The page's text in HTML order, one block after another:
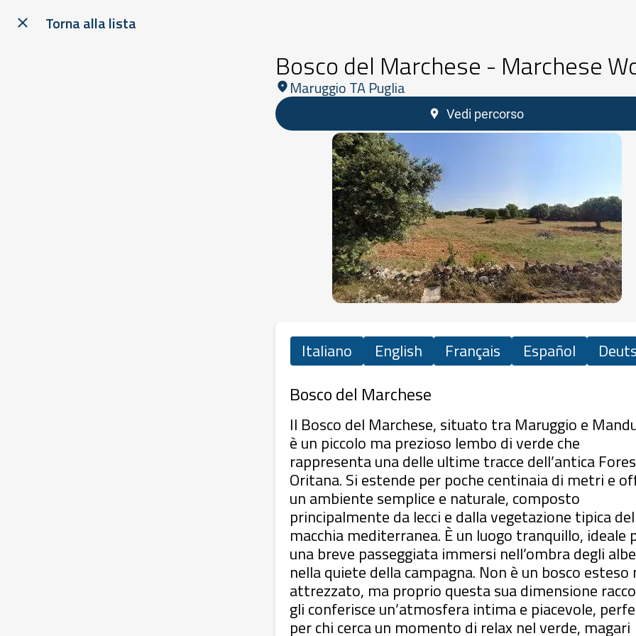
Torna alla lista
Bosco del Marchese - Marchese
Maruggio TA Puglia
Vedi percorso
Italiano English Français Español
Bosco del Marchese
Il Bosco del Marchese, situato tra Maruggio e
è un piccolo ma prezioso lembo di verde che
rappresenta una delle ultime tracce dell’antica
Oritana. Si estende per poche centinaia di metri e
un ambiente semplice e naturale, composto
principalmente da lecci e dalla vegetazione tipica
macchia mediterranea. È un luogo tranquillo, ideale
una breve passeggiata immersi nell’ombra degli
nella quiete della campagna. Non è un bosco esteso
attrezzato, ma proprio questa sua dimensione
gli conferisce un’atmosfera intima e piacevole,
per chi cerca un momento di relax nel verde, magari